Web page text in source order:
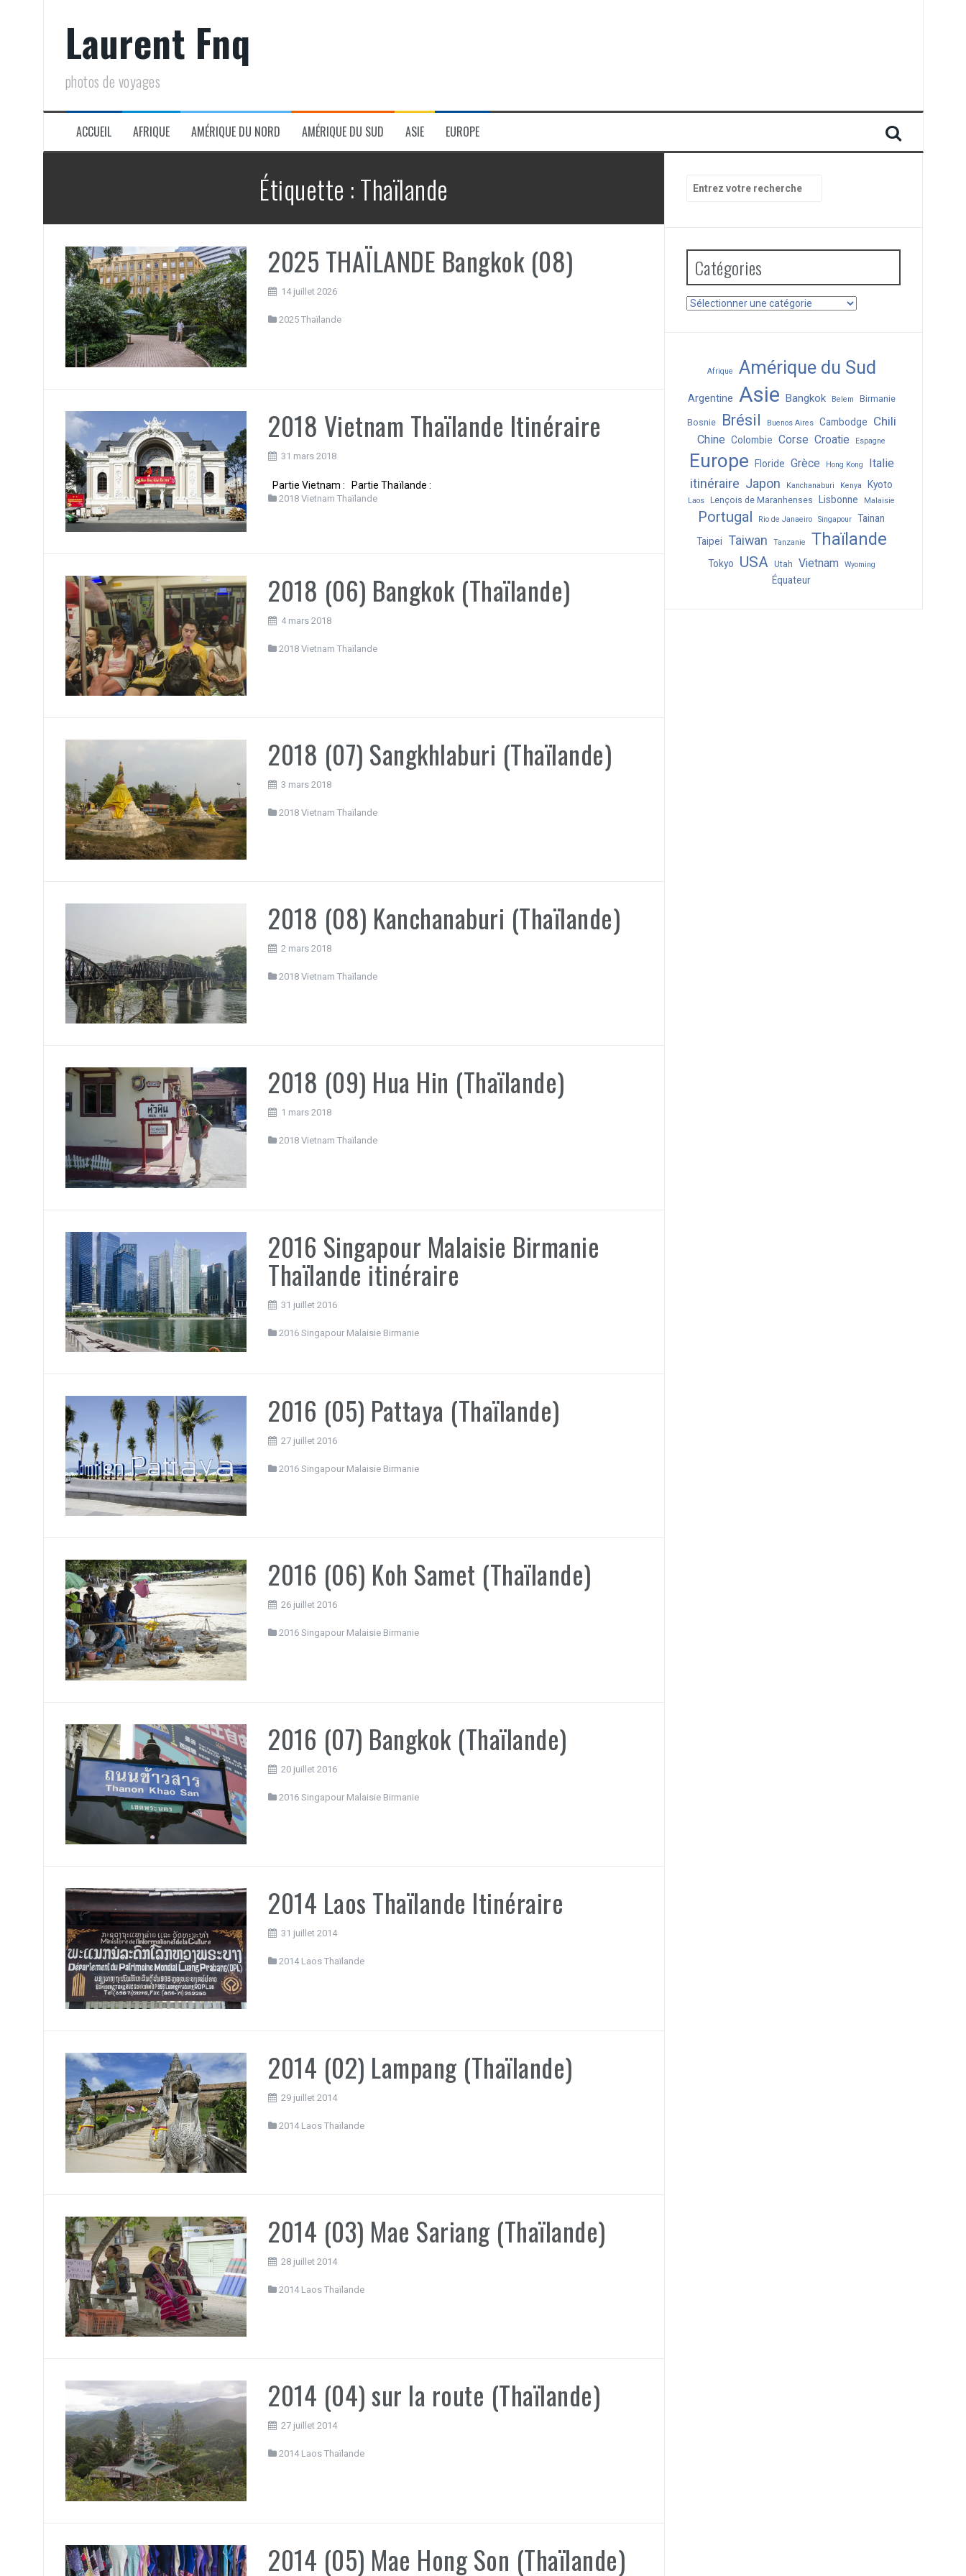
Laurent Fnq
photos de voyages
ACCUEIL AFRIQUE AMÉRIQUE DU NORD AMÉRIQUE DU SUD ASIE EUROPE
Étiquette :Thaïlande
2025 THAÏLANDE Bangkok (08)
14 juillet 2026
2025 Thaïlande
2018 Vietnam Thaïlande Itinéraire
31 mars 2018
Partie Vietnam : Partie Thaïlande :
2018 Vietnam Thaïlande
2018 (06) Bangkok (Thaïlande)
4 mars 2018
2018 Vietnam Thaïlande
2018 (07) Sangkhlaburi (Thaïlande)
3 mars 2018
2018 Vietnam Thaïlande
2018 (08) Kanchanaburi (Thaïlande)
2 mars 2018
2018 Vietnam Thaïlande
2018 (09) Hua Hin (Thaïlande)
1 mars 2018
2018 Vietnam Thaïlande
2016 Singapour Malaisie Birmanie
Thaïlande itinéraire
31 juillet 2016
2016 Singapour Malaisie Birmanie
2016 (05) Pattaya (Thaïlande)
27 juillet 2016
2016 Singapour Malaisie Birmanie
2016 (06) Koh Samet (Thaïlande)
26 juillet 2016
2016 Singapour Malaisie Birmanie
2016 (07) Bangkok (Thaïlande)
20 juillet 2016
2016 Singapour Malaisie Birmanie
2014 Laos Thaïlande Itinéraire
31 juillet 2014
2014 Laos Thaïlande
2014 (02) Lampang (Thaïlande)
29 juillet 2014
2014 Laos Thaïlande
2014 (03) Mae Sariang (Thaïlande)
28 juillet 2014
2014 Laos Thaïlande
2014 (04) sur la route (Thaïlande)
27 juillet 2014
2014 Laos Thaïlande
2014 (05) Mae Hong Son (Thaïlande)
pour
Catégories
Catégories
Afrique Amérique du Sud
Argentine Asie Bangkok Belem Birmanie
Bosnie Brésil Buenos Aires Cambodge Chili
Chine Colombie Corse Croatie Espagne
Europe Floride Grèce Hong Kong Italie
itinéraire Japon Kanchanaburi Kenya Kyoto
Laos Lençois de Maranhenses Lisbonne Malaisie
Portugal Rio de Janaeiro Singapour
Tainan
Taipei
Taiwan Tanzanie Thaïlande
Tokyo USA Utah Vietnam Wyoming
Équateur